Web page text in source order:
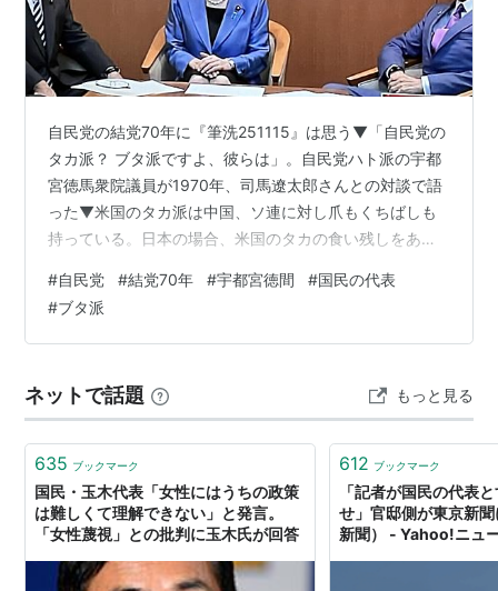
自民党の結党70年に『筆洗251115』は思う▼「自民党の
タカ派？ ブタ派ですよ、彼らは」。自民党ハト派の宇都
宮徳馬衆院議員が1970年、司馬遼太郎さんとの対談で語
った▼米国のタカ派は中国、ソ連に対し爪もくちばしも
持っている。日本の場合、米国のタカの食い残しをあさ
は「非社会主義」の集団だった。特定の階層の党でなく
大ざっぱで、よく言えば懐が深かった▼小粒化が進んだ
のは衆院が小選挙区中心になり党首の力が強まってから
は首相ではなく国民から月給をもらっている。ある政党
の代議士である前に国民の代表であれ…
#自民党 #結党70年 #宇都宮徳間 #国民の代表
#ブタ派
ネットで話題 もっと見る
635 ブックマーク
国民・玉木代表「女性にはうちの政策
は難しくて理解できない」と発言。
「女性蔑視」との批判に玉木氏が回答
612 ブックマーク
「記者が国民の代表
せ」官邸側が東京新
新聞） - Yahoo!ニュ